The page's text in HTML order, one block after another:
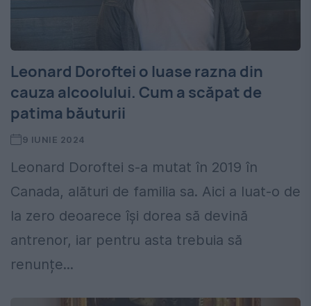
Leonard Doroftei o luase razna din
cauza alcoolului. Cum a scăpat de
patima băuturii
9 IUNIE 2024
Leonard Doroftei s-a mutat în 2019 în
Canada, alături de familia sa. Aici a luat-o de
la zero deoarece își dorea să devină
antrenor, iar pentru asta trebuia să
renunțe...